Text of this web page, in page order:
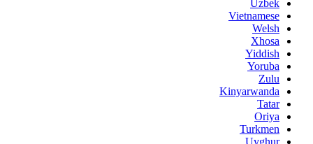
Uzbek
Vietnamese
Welsh
Xhosa
Yiddish
Yoruba
Zulu
Kinyarwanda
Tatar
Oriya
Turkmen
Uyghur